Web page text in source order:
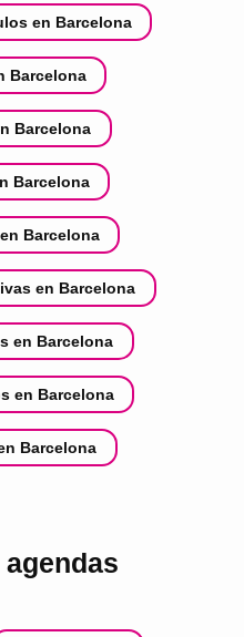
en Barcelona
Barcelona
Barcelona
Barcelona
Barcelona
en Barcelona
en Barcelona
en Barcelona
Barcelona